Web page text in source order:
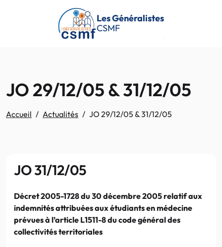
Passer au contenu principal
Les Généralistes
CSMF
JO 29/12/05 & 31/12/05
Accueil Actualités JO 29/12/05 & 31/12/05
JO 31/12/05
Décret 2005-1728 du 30 décembre 2005 relatif aux
indemnités attribuées aux étudiants en médecine
prévues à l’article L1511-8 du code général des
collectivités territoriales